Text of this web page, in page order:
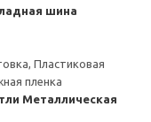
шина
Пластиковая
пленка
Металлическая